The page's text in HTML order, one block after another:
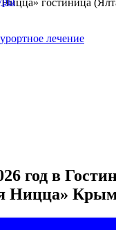
лечение
гостиница
год в
Ницца»